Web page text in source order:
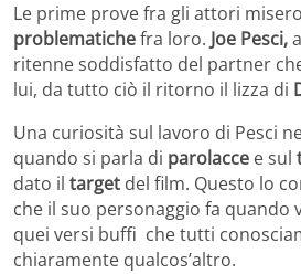
Le prime prove fra gli attori
problematichefra loro. Joe Pesci,
ritenne soddisfatto del partner
lui, da tutto ciò il ritorno il lizza di
Una curiosità sul lavoro di Pesci
quando si parla di parolacce e sul
dato il target del film. Questo lo
che il suo personaggio fa quando
quei versi buffi che tutti
chiaramente qualcos’altro.